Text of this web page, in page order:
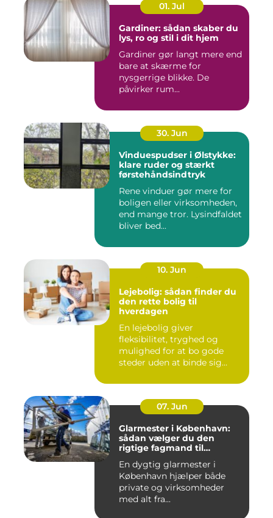
01. Jul
Gardiner: sådan skaber du
lys, ro og stil i dit hjem
Gardiner gør langt mere end
bare at skærme for
nysgerrige blikke. De
påvirker rum...
30. Jun
Vinduespudser i Ølstykke:
klare ruder og stærkt
førstehåndsindtryk
Rene vinduer gør mere for
boligen eller virksomheden,
end mange tror. Lysindfaldet
bliver bed...
10. Jun
Lejebolig: sådan finder du
den rette bolig til
hverdagen
En lejebolig giver
fleksibilitet, tryghed og
mulighed for at bo gode
steder uden at binde sig
07. Jun
Glarmester i København:
sådan vælger du den
rigtige fagmand til
En dygtig glarmester i
København hjælper både
private og virksomheder
med alt fra...